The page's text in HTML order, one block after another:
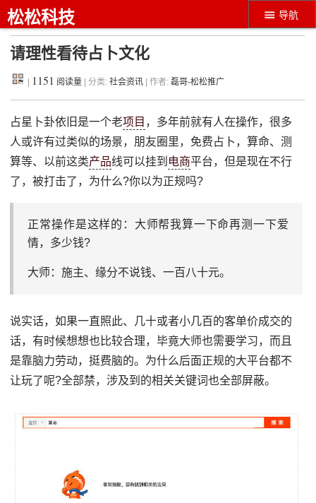
导航
松松科技
请理性看待占卜文化
1151 阅读量 | 分类:社会资讯 | 作者:磊哥-松松推广
占星卜卦依旧是一个老项目 ，多年前就有人在操作，很多
人或许有过类似的场景，朋友圈里，免费占卜，算命、测
算等、以前这类产品线可以挂到 电商平台，但是现在不行
了，被打击了，为什么?你以为正规吗?
正常操作是这样的：大师帮我算一下命再测一下爱
情，多少钱?
大师：施主、缘分不说钱、一百八十元。
说实话，如果一直照此、几十或者小几百的客单价成交的
话，有时候想想也比较合理，毕竟大师也需要学习，而且
是靠脑力劳动，挺费脑的。为什么后面正规的大平台都不
让玩了呢?全部禁，涉及到的相关关键词也全部屏蔽。